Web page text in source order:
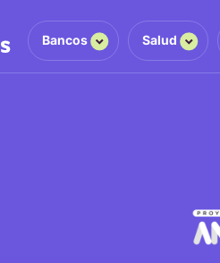
Bancos Salud